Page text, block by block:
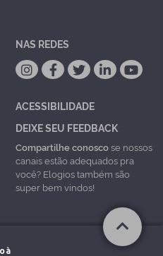
NAS REDES
ACESSIBILIDADE
DEIXE SEU FEEDBACK
Compartilhe conoscose nossos
canais estão adequados pra
você? Elogios também são
super bem vindos!